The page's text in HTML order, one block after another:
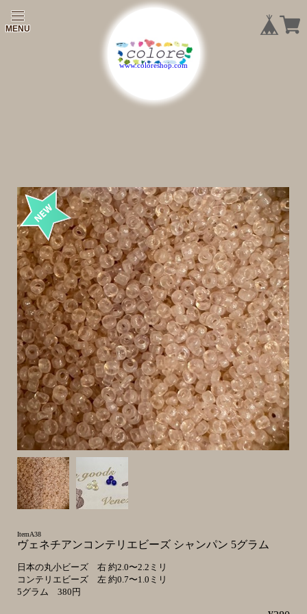
|
|
|
ItemA38
ヴェネチアンコンテリエビーズ シャンパン 5グラム
日本の丸小ビーズ 右 約2.0〜2.2ミリ
コンテリエビーズ 左 約0.7〜1.0ミリ
5グラム 380円